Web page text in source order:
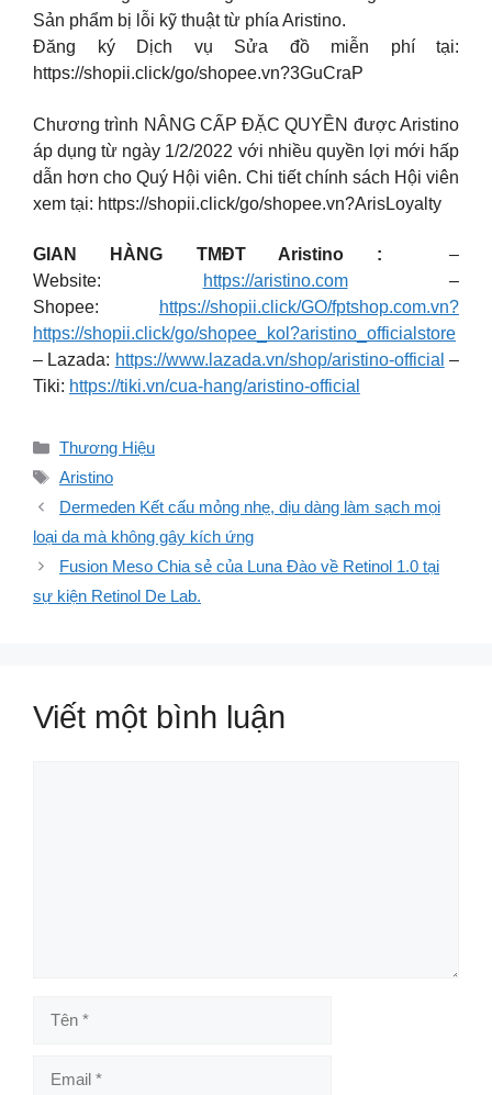
Sản phẩm bị lỗi kỹ thuật từ phía Aristino.
Đăng ký Dịch vụ Sửa đồ miễn phí tại:
https://shopii.click/go/shopee.vn?3GuCraP
Chương trình NÂNG CẤP ĐẶC QUYỀN được Aristino
áp dụng từ ngày 1/2/2022 với nhiều quyền lợi mới hấp
dẫn hơn cho Quý Hội viên. Chi tiết chính sách Hội viên
xem tại: https://shopii.click/go/shopee.vn?ArisLoyalty
GIAN HÀNG TMĐT Aristino :
–
Website:
https://aristino.com–
Shopee:
https://shopii.click/GO/fptshop.com.vn?
https://shopii.click/go/shopee_kol?aristino_officialstore
– Lazada: https://www.lazada.vn/shop/aristino-official –
Tiki: https://tiki.vn/cua-hang/aristino-official
Danh
mục
Thương Hiệu
Thẻ
Aristino
Dermeden Kết cấu mỏng nhẹ, dịu dàng làm sạch mọi
loại da mà không gây kích ứng
Fusion Meso Chia sẻ của Luna Đào về Retinol 1.0 tại
sự kiện Retinol De Lab.
Viết một bình luận